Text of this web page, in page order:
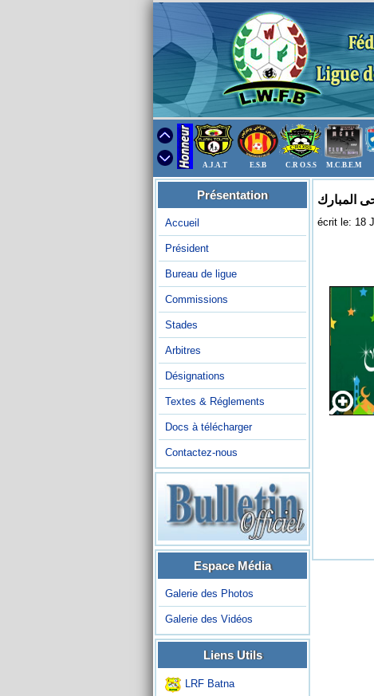
A.J.A.T E.S.B C.R O.S.S M.C.B.E.M
Présentation
Accueil
Président
Bureau de ligue
Commissions
Stades
Arbitres
Désignations
Textes & Réglements
Docs à télécharger
Contactez-nous
Espace Média
Galerie des Photos
Galerie des Vidéos
Liens Utils
LRF Batna
المبارك
écrit le: 18